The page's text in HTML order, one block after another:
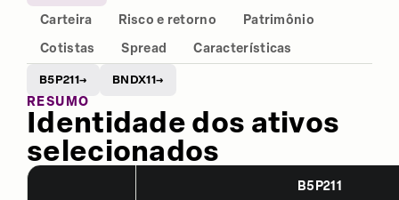
Carteira
Risco e retorno
Patrimônio
Cotistas
Spread Características
B5P211→ BNDX11→
RESUMO
Identidade dos ativos
selecionados
B5P211